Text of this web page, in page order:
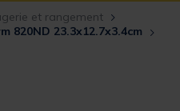
et rangement
820ND 23.3x12.7x3.4cm